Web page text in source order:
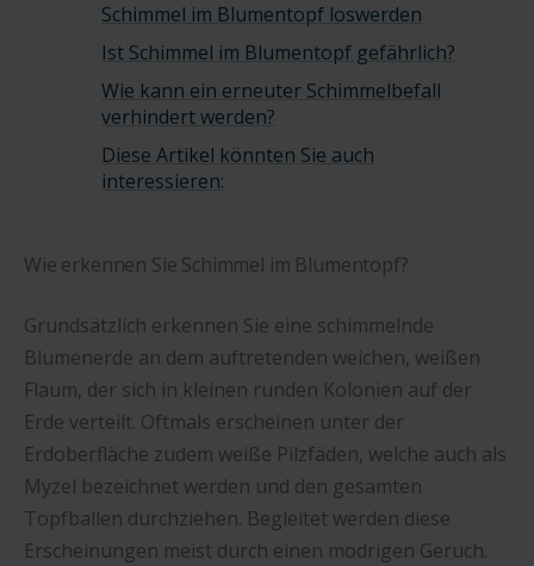
Schimmel im Blumentopf loswerden
Ist Schimmel im Blumentopf gefährlich?
Wie kann ein erneuter Schimmelbefall
verhindert werden?
Diese Artikel könnten Sie auch
interessieren:
Wie erkennen Sie Schimmel im Blumentopf?
Grundsätzlich erkennen Sie eine schimmelnde
Blumenerde an dem auftretenden weichen, weißen
Flaum, der sich in kleinen runden Kolonien auf der
Erde verteilt. Oftmals erscheinen unter der
Erdoberfläche zudem weiße Pilzfäden, welche auch als
Myzel bezeichnet werden und den gesamten
Topfballen durchziehen. Begleitet werden diese
Erscheinungen meist durch einen modrigen Geruch.